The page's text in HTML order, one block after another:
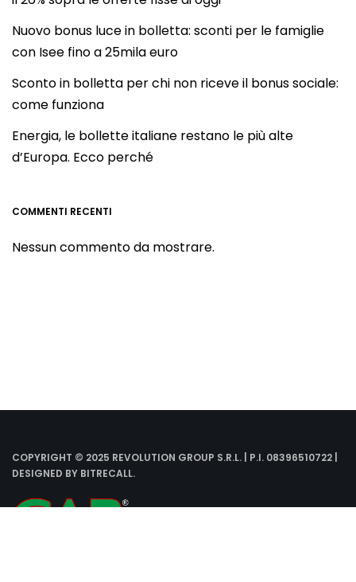
Nuovo bonus luce in bolletta: sconti per le famiglie
con Isee fino a 25mila euro
Sconto in bolletta per chi non riceve il bonus sociale:
come funziona
Energia, le bollette italiane restano le più alte
d’Europa. Ecco perché
COMMENTI RECENTI
Nessun commento da mostrare.
COPYRIGHT © 2025 REVOLUTION GROUP S.R.L. | P.I. 08396510722 |
DESIGNED BY BITRECALL.